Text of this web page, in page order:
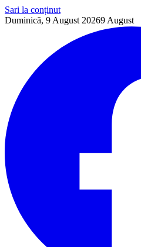
Sari la conținut
Duminică, 9 August 20269 August